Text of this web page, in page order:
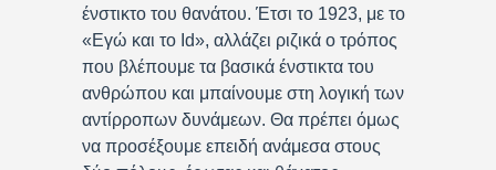
ένστικτο του θανάτου. Έτσι το 1923, με το
«Εγώ και το Id», αλλάζει ριζικά ο τρόπος
που βλέπουμε τα βασικά ένστικτα του
ανθρώπου και μπαίνουμε στη λογική των
αντίρροπων δυνάμεων. Θα πρέπει όμως
να προσέξουμε επειδή ανάμεσα στους